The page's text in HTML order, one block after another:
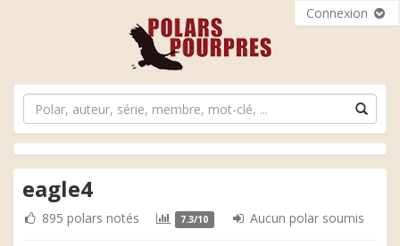
Connexion
eagle4
895 polars notés 7.3/10 Aucun polar soumis